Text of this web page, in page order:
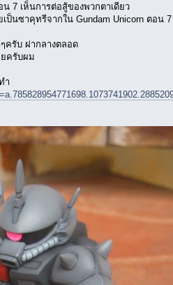
น 7 เห็นการต่อสู้ของพวกตาเดียว
นซาคุทรีจากใน Gundam Unicorn ตอน
ครับ ผ่ากลางตลอด
ยครับผม
ำ